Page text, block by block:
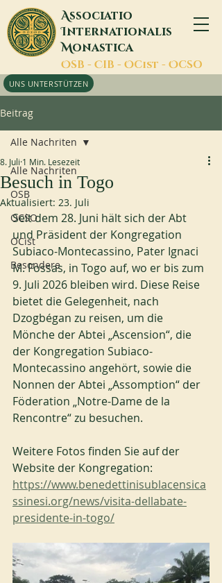
Associatio
Internationalis
Monastica
OSB - CIB - OCist - OCSO
UNS UNTERSTÜTZEN
Beitrag
Alle Nachriten
OSB
OCSO
OCist
Besondere
Alle Nachriten
Besuch in Togo
8. Juli 1 Min. Lesezeit
Aktualisiert: 23. Juli
Seit dem 28. Juni hält sich der Abt
und Präsident der Kongregation
Subiaco-Montecassino, Pater Ignaci
M. Fossas, in Togo auf, wo er bis zum
9. Juli 2026 bleiben wird. Diese Reise
bietet die Gelegenheit, nach
Dzogbégan zu reisen, um die
Mönche der Abtei „Ascension“, die
der Kongregation Subiaco-
Montecassino angehört, sowie die
Nonnen der Abtei „Assomption“ der
Föderation „Notre-Dame de la
Rencontre“ zu besuchen.
Weitere Fotos finden Sie auf der
Website der Kongregation:
https://www.benedettinisublacensica
ssinesi.org/news/visita-dellabate-
presidente-in-togo/